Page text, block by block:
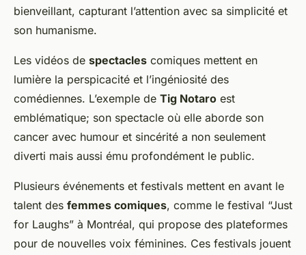
bienveillant, capturant l’attention avec sa simplicité et
son humanisme.
Les vidéos de spectacles comiques mettent en
lumière la perspicacité et l’ingéniosité des
comédiennes. L’exemple de Tig Notaro est
emblématique; son spectacle où elle aborde son
cancer avec humour et sincérité a non seulement
diverti mais aussi ému profondément le public.
Plusieurs événements et festivals mettent en avant le
talent des femmes comiques, comme le festival “Just
for Laughs” à Montréal, qui propose des plateformes
pour de nouvelles voix féminines. Ces festivals jouent